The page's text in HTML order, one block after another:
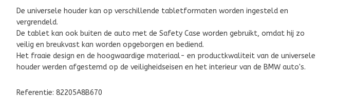
De universele houder kan op verschillende tabletformaten worden ingesteld en
vergrendeld.
De tablet kan ook buiten de auto met de Safety Case worden gebruikt, omdat hij zo
veilig en breukvast kan worden opgeborgen en bediend.
Het fraaie design en de hoogwaardige materiaal- en productkwaliteit van de universele
houder werden afgestemd op de veiligheidseisen en het interieur van de BMW auto's.
Referentie: 82205A8B670